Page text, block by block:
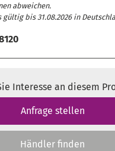
abweichen.
bis 31.08.2026 in
Interesse an diesem
Anfrage stellen
Händler finden